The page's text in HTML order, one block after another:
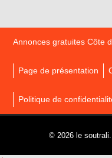
Annonces gratuites Côte
Page de présentation
Politique de
© 2026 le